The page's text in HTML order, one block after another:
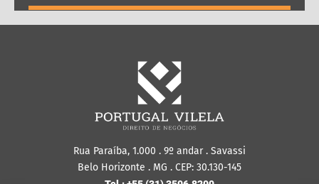
Rua Paraíba, 1.000 . 9º andar . Savassi
Belo Horizonte . MG . CEP: 30.130-145